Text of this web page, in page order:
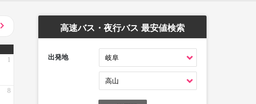
1
8
高速バス・夜行バス 最安値検索
出発地